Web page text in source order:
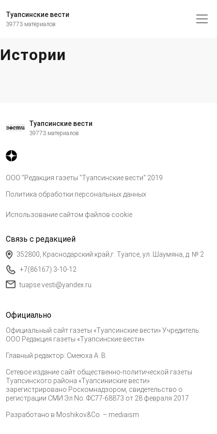
Туапсинские вести
39773 материалов
Истории
Туапсинские вести
39773 материалов
ООО "Редакция газеты "Туапсинские вести" 2019
Политика обработки персональных данных
Использование сайтом файлов cookie
Связь с редакцией
352800, Краснодарский край,г. Туапсе, ул. Шаумяна, д. № 2
+7(86167) 3-10-12
tuapse.vesti@yandex.ru
Официально
Официальный сайт газеты «Туапсинские вести» Учредитель:
ООО Редакция газеты «Туапсинские вести»
Главный редактор: Смеюха А. В.
Сетевое издание сайт общественно-политической газеты
Туапсинского района «Туапсиниские вести»
зарегистрировано Роскомнадзором, свидетельство о
регистрации СМИ Эл No. ФС77-68873 от 28 февраля 2017
Разработано в Moshikov&Co. – mediaism